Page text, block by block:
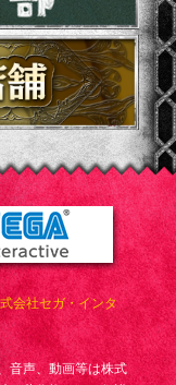
会社セガ・インタ
音声、動画等は株式